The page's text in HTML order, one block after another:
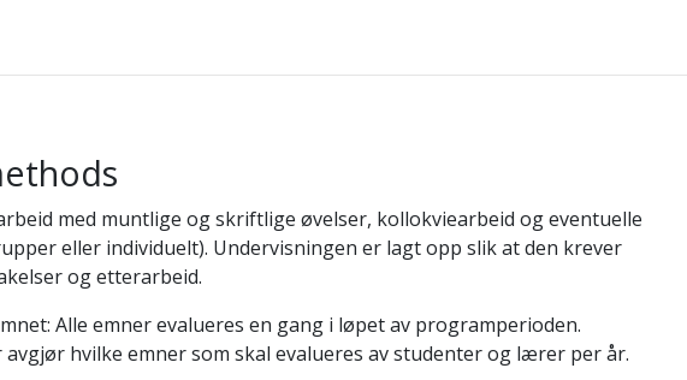
med muntlige og skriftlige øvelser, kollokviearbeid og eventuelle
eller individuelt). Undervisningen er lagt opp slik at den krever
og etterarbeid.
Alle emner evalueres en gang i løpet av programperioden.
hvilke emner som skal evalueres av studenter og lærer per år.